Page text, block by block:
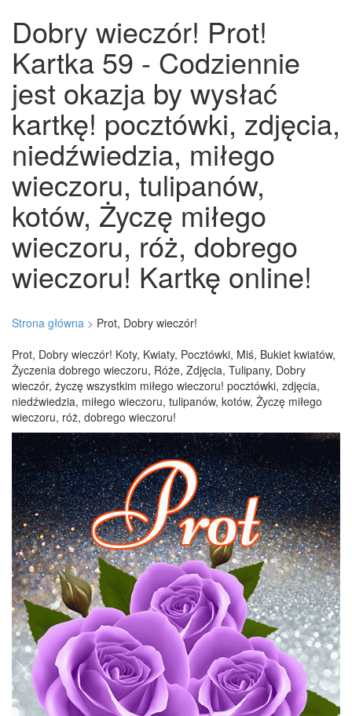
Dobry wieczór! Prot!
Kartka 59 - Codziennie
jest okazja by wysłać
kartkę! pocztówki, zdjęcia,
niedźwiedzia, miłego
wieczoru, tulipanów,
kotów, Życzę miłego
wieczoru, róż, dobrego
wieczoru! Kartkę online!
Strona główna > Prot, Dobry wieczór!
Prot, Dobry wieczór! Koty, Kwiaty, Pocztówki, Miś, Bukiet kwiatów,
Życzenia dobrego wieczoru, Róże, Zdjęcia, Tulipany, Dobry
wieczór, życzę wszystkim miłego wieczoru! pocztówki, zdjęcia,
niedźwiedzia, miłego wieczoru, tulipanów, kotów, Życzę miłego
wieczoru, róż, dobrego wieczoru!